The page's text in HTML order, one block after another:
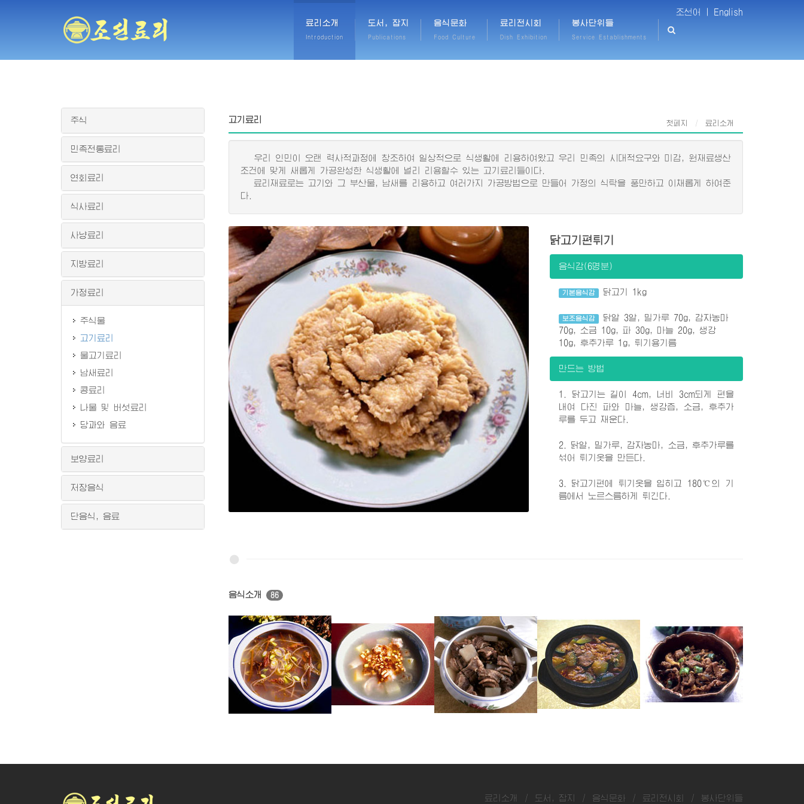
조선어 | English
료리소개
Introduction
도서, 잡지
Publications
음식문화
Food Culture
료리전시회
Dish Exhibition
봉사단위들
Service Establishments
고기료리 첫페지 료리소개
우리 인민이 오랜 력사적과정에 창조하여 일상적으로 식생활에 리용하여왔고 우리 민족의 시대적요구와 미감, 원재료생산
조건에 맞게 새롭게 가공완성한 식생활에 널리 리용할수 있는 고기료리들이다.
료리재료로는 고기와 그 부산물, 남새를 리용하고 여러가지 가공방법으로 만들어 가정의 식탁을 풍만하고 이채롭게 하여준
다.
닭고기편튀기
음식감(6명분)
기본음식감 닭고기 1kg
보조음식감
닭알 3알, 밀가루 70g, 감자농마
70g, 소금 10g, 파 30g, 마늘 20g, 생강
10g, 후추가루 1g, 튀기용기름
만드는 방법
1. 닭고기는 길이 4cm, 너비 3cm되게 편을
내여 다진 파와 마늘, 생강즙, 소금, 후추가
루를 두고 재운다.
2. 닭알, 밀가루, 감자농마, 소금, 후추가루를
섞어 튀기옷을 만든다.
3. 닭고기편에 튀기옷을 입히고 180℃의 기
름에서 노르스름하게 튀긴다.
음식소개 86
주식
민족전통료리
연회료리
식사료리
사냥료리
지방료리
가정료리
주식물
고기료리
물고기료리
남새료리
콩료리
나물 및 버섯료리
당과와 음료
보양료리
저장음식
단음식, 음료
료리소개 / 도서, 잡지 / 음식문화 / 료리전시회 / 봉사단위들